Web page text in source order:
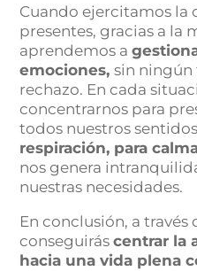
Cuando ejercitamos la
presentes, gracias a la
aprendemos a
emociones,sin
rechazo. En cada
concentrarnos para
todos nuestros
respiración, para
nos genera
nuestras necesidades.
En conclusión, a
conseguiráscentrar la
hacia una vida plena